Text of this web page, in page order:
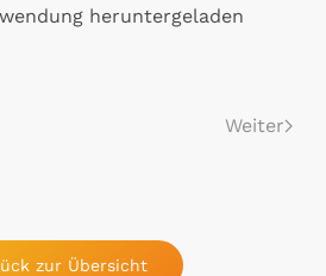
heruntergeladen
Weiter
zur Übersicht